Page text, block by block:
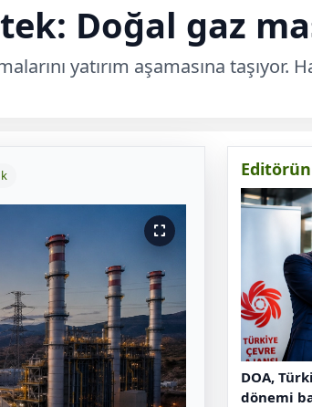
Doğal gaz
yatırım aşamasına taşıyor.
DOA,
dönemi